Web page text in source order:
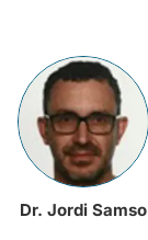
Dr. Jordi Samso